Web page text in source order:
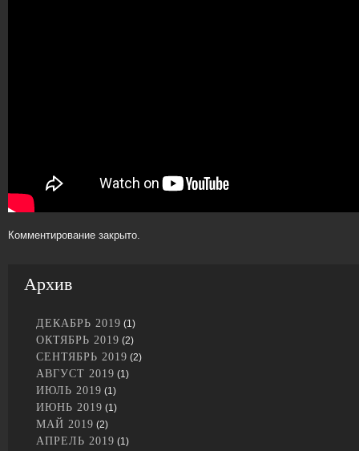
Комментирование закрыто.
Архив
ДЕКАБРЬ 2019 (1)
ОКТЯБРЬ 2019 (2)
СЕНТЯБРЬ 2019 (2)
АВГУСТ 2019 (1)
ИЮЛЬ 2019 (1)
ИЮНЬ 2019 (1)
МАЙ 2019 (2)
АПРЕЛЬ 2019 (1)